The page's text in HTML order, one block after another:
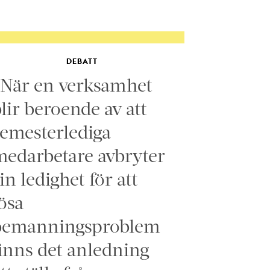
DEBATT
en verksamhet
beroende av att
avbryter
ledighet för att
det anledning